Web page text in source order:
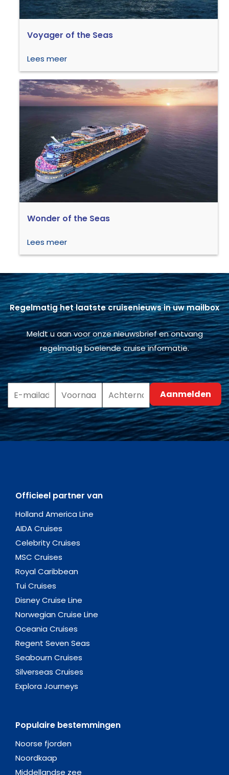
Voyager of the Seas
Lees meer
Wonder of the Seas
Lees meer
Regelmatig het laatste cruisenieuws in uw mailbox
Meldt u aan voor onze nieuwsbrief en ontvang
regelmatig boeiende cruise informatie.
Officieel partner van
Holland America Line
AIDA Cruises
Celebrity Cruises
MSC Cruises
Royal Caribbean
Tui Cruises
Disney Cruise Line
Norwegian Cruise Line
Oceania Cruises
Regent Seven Seas
Seabourn Cruises
Silverseas Cruises
Explora Journeys
Populaire bestemmingen
Noorse fjorden
Noordkaap
Middellandse zee